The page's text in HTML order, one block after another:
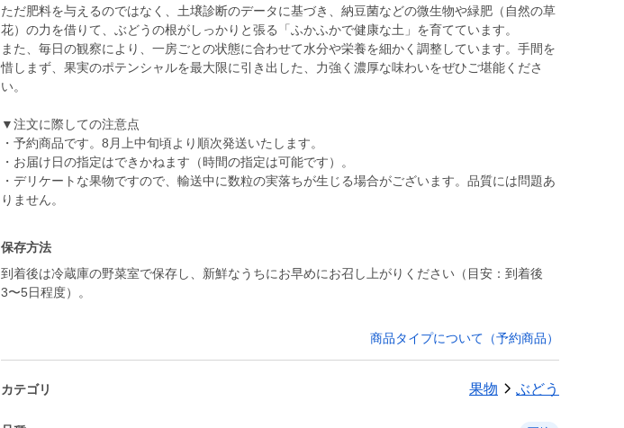
ただ肥料を与えるのではなく、土壌診断のデータに基づき、納豆菌などの微生物や緑肥（自然の草
花）の力を借りて、ぶどうの根がしっかりと張る「ふかふかで健康な土」を育てています。
また、毎日の観察により、一房ごとの状態に合わせて水分や栄養を細かく調整しています。手間を
惜しまず、果実のポテンシャルを最大限に引き出した、力強く濃厚な味わいをぜひご堪能くださ
い。
▼注文に際しての注意点
・予約商品です。8月上中旬頃より順次発送いたします。
・お届け日の指定はできかねます（時間の指定は可能です）。
・デリケートな果物ですので、輸送中に数粒の実落ちが生じる場合がございます。品質には問題あ
りません。
保存方法
到着後は冷蔵庫の野菜室で保存し、新鮮なうちにお早めにお召し上がりください（目安：到着後
3〜5日程度）。
商品タイプについて（予約商品）
カテゴリ 果物 ぶどう